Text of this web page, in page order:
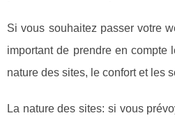
Si vous souhaitez passer votre
important de prendre en compte
nature des sites, le confort et les
La nature des sites: si vous